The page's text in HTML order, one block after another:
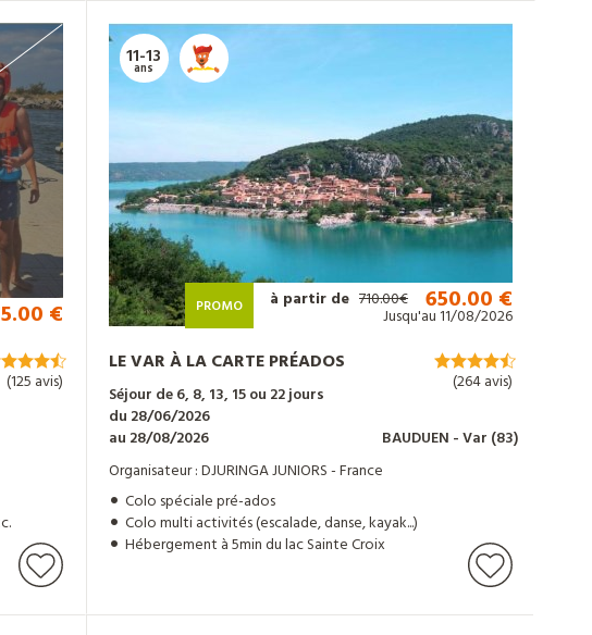
€
(125 avis)
11-13
ans
PROMO à partir de 710.00€ 650.00 €
Jusqu'au 11/08/2026
LE VAR À LA CARTE PRÉADOS
Séjour de 6, 8, 13, 15 ou 22 jours
du 28/06/2026
au 28/08/2026
BAUDUEN - Var (83)
Organisateur : DJURINGA JUNIORS - France
Colo spéciale pré-ados
Colo multi activités (escalade, danse, kayak...)
Hébergement à 5min du lac Sainte Croix
(264 avis)